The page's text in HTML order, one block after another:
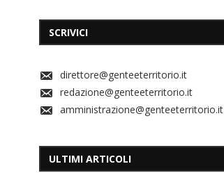
SCRIVICI
direttore@genteeterritorio.it
redazione@genteeterritorio.it
amministrazione@genteeterritorio.it
ULTIMI ARTICOLI